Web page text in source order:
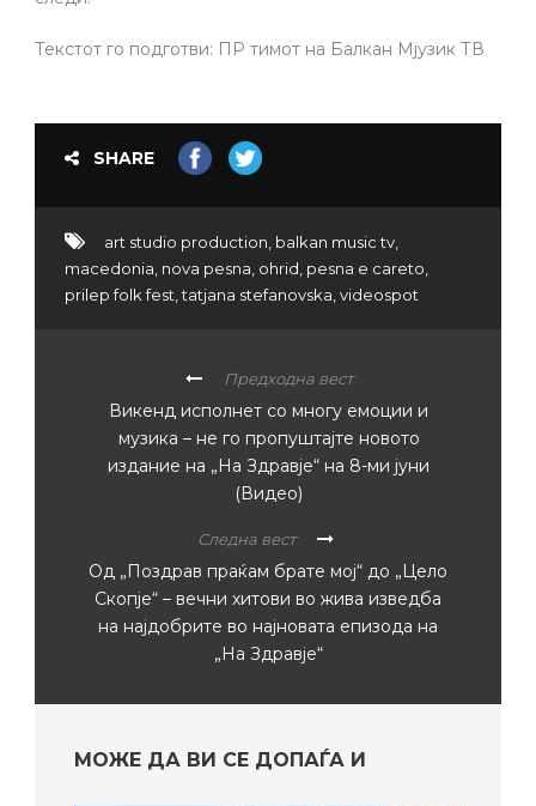
Текстот го подготви: ПР тимот на Балкан Мјузик ТВ
SHARE
art studio production balkan music tv
macedonia nova pesna ohrid pesna e careto
prilep folk fest tatjana stefanovska videospot
Предходна вест
Викенд исполнет со многу емоции и
музика – не го пропуштајте новото
издание на „На Здравје“ на 8-ми јуни
(Видео)
Следна вест
Од „Поздрав праќам брате мој“ до „Цело
Скопје“ – вечни хитови во жива изведба
на најдобрите во најновата епизода на
„На Здравје“
МОЖЕ ДА ВИ СЕ ДОПАЃА И